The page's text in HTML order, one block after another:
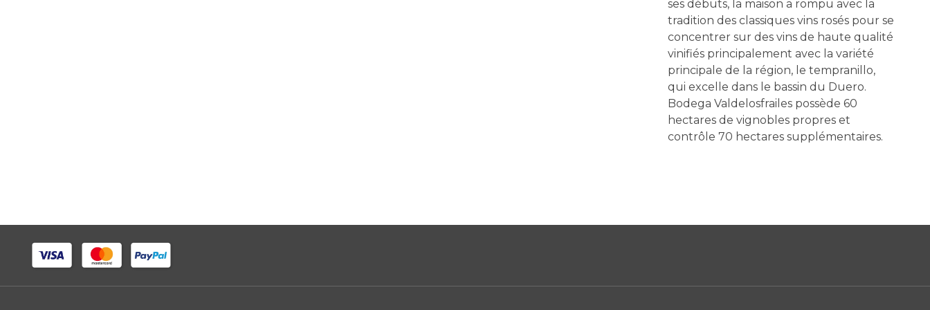
ses débuts, la maison a rompu avec la
tradition des classiques vins rosés pour se
concentrer sur des vins de haute qualité
vinifiés principalement avec la variété
principale de la région, le tempranillo,
qui excelle dans le bassin du Duero.
Bodega Valdelosfrailes possède 60
hectares de vignobles propres et
contrôle 70 hectares supplémentaires.